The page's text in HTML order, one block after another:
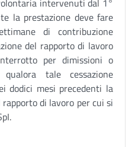
intervenuti dal 1°
la prestazione deve fare
di contribuzione
del rapporto di lavoro
per dimissioni o
qualora tale cessazione
dodici mesi precedenti la
di lavoro per cui si